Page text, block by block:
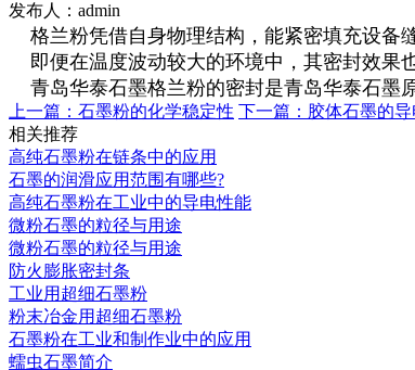
发布人：admin
格兰粉凭借自身物理结构，能紧密填充设备
即便在温度波动较大的环境中，其密封效果
青岛华泰石墨格兰粉的密封是青岛华泰石墨
上一篇： 石墨粉的化学稳定性 下一篇： 胶体石墨的导
相关推荐
高纯石墨粉在链条中的应用
石墨的润滑应用范围有哪些?
高纯石墨粉在工业中的导电性能
微粉石墨的粒径与用途
微粉石墨的粒径与用途
防火膨胀密封条
工业用超细石墨粉
粉末冶金用超细石墨粉
石墨粉在工业和制作业中的应用
蠕虫石墨简介